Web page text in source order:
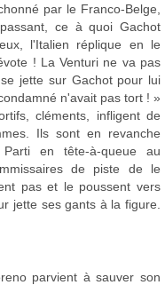
par le Franco-Belge,
ce à quoi Gachot
l'Italien réplique en le
! La Venturi ne va pas
jette sur Gachot pour lui
n'avait pas tort ! »
cléments, infligent de
Ils sont en revanche
Parti en tête-à-queue au
de piste de le
pas et le poussent vers
jette ses gants à la figure.
parvient à sauver son